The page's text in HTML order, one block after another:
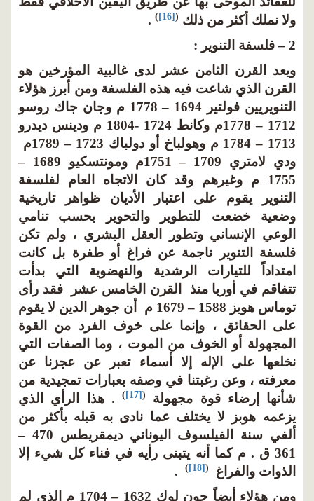
ولا نملك أكثر من ذلك (
[16]
)
.
2 – فلسفة التنوير :
ويعد القرن الثامن عشر لدى غالبية المؤرخين هو
القرن الذي شاعت فيه هذه الفلسفة ومن أبرز هؤلاء
التنويريين فولتير 1694 – 1778 م وجان جاك روسو
1712 – 1778م وكانط 1724 -1804 م ودينس ديدرو
1713 – 1784 م وهولباخ أو دولباك 1723 – 1789م
ودي لامتري 1709 – 1751م ومونتسكيو 1689 –
1755 م وغيرهم وقد كان الاتجاه العام لفلسفة
التنوير يقوم على اعتبار الأديان ظواهر تاريخية
وضعية خضعت للتطوير والتحوير بحسب تنامي
الوعي الإنساني وتطور العقل البشري ، ولم تكن
فلسفة التنوير ناجمة عن فراغ أو طفرة بل كانت
امتداداً للتيارات الرشدية والنهضوية التي بدأت
تتفاقم في أوربا منذ القرن الخامس عشر فقد رأى
توماس هوبز 1588 – 1679 م أن جوهر الدين لا يقوم
على الحقائق ، وإنما على خوف الفرد من القوة
المجهولة أو الخوف من الموت ، وما الصفات التي
نخلعها على الإله إلا أسماء تعبر عن عجزنا عن
معرفته ، وعن رغبتنا في وصفه بعبارات تمجيدية من
شأنها إرضاء قوة مجهولة
(
[17]
)
. هذا الرأي الذي
يزعمه هوبز لا يختلف عما نادى به قبله بأكثر من
ألفي سنة الفيلسوف اليوناني ديمقريطس 470 –
361 ق . م كما أنه يتبنى رأيه في فناء كل شيء إلا
الذوات والفراغ
(
[18]
)
.
ومن هؤلاء أيضاً جون لوك 1632 – 1704 م الذي لم